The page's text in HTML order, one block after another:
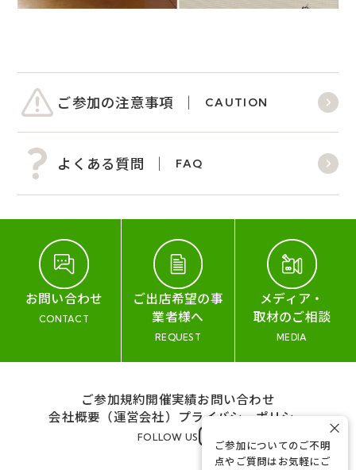
ご参加の注意事項 CAUTION
よくある質問 FAQ
お問い合わせ
CONTACT
ご出店希望の事
業者様へ
REQUEST
メディア・
取材のご相談
MEDIA
ご参加規約開催実績お問い合わせ
会社概要（運営会社） プライバシーポリシー
FOLLOW US
ご参加についてのご不明
点やご質問はお気軽にご
×